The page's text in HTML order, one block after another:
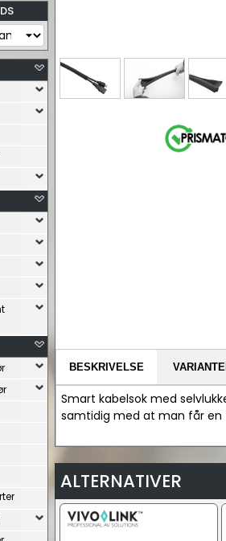
BESKRIVELSE
Smart kabelsok med
samtidig med at man får en
ALTERNATIVER